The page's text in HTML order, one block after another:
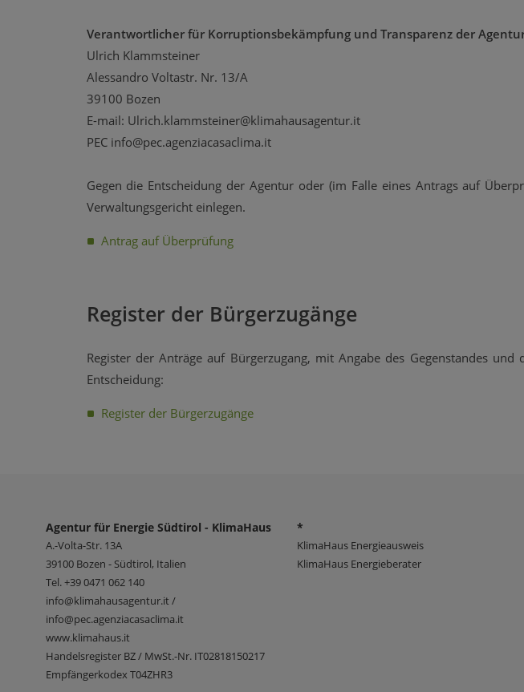
Verantwortlicher für Korruptionsbekämpfung und Transparenz der
Ulrich Klammsteiner
Alessandro Voltastr. Nr. 13/A
39100 Bozen
E-mail: Ulrich.klammsteiner@klimahausagentur.it
PEC info@pec.agenziacasaclima.it
Gegen die Entscheidung der Agentur oder (im Falle eines Antrags auf
Verwaltungsgericht einlegen.
Antrag auf Überprüfung
Register der Bürgerzugänge
Register der Anträge auf Bürgerzugang, mit Angabe des Gegenstandes
Entscheidung:
Register der Bürgerzugänge
Agentur für Energie Südtirol - KlimaHaus
A.-Volta-Str. 13A
39100 Bozen - Südtirol, Italien
Tel.+39 0471 062 140
info@klimahausagentur.it /
info@pec.agenziacasaclima.it
www.klimahaus.it
Handelsregister BZ / MwSt.-Nr. IT02818150217
Empfängerkodex T04ZHR3
*
KlimaHaus Energieausweis
KlimaHaus Energieberater